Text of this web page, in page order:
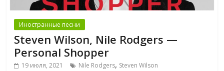
Иностранные песни
Steven Wilson, Nile Rodgers —
Personal Shopper
19 июля, 2021 Nile Rodgers, Steven Wilson